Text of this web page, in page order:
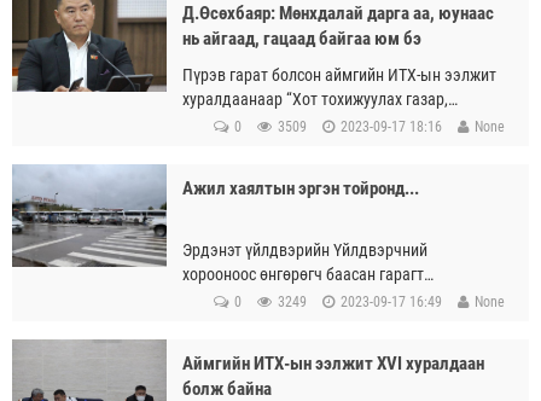
Д.Өсөхбаяр: Мөнхдалай дарга аа, юунаас
нь айгаад, гацаад байгаа юм бэ
Пүрэв гарат болсон аймгийн ИТХ-ын ээлжит
хуралдаанаар “Хот тохижуулах газар,
Цэцэрлэгжүүлэлт ногоон байгууламжийн
асуудлыг авч хэлэлцсэн юм.
0 3509 2023-09-17 18:16 None
Ажил хаялтын эргэн тойронд...
Эрдэнэт үйлдвэрийн Үйлдвэрчний
хорооноос өнгөрөгч баасан гарагт
хэсэгчилсэн ажил хаялт зохион байгууллаа
0 3249 2023-09-17 16:49 None
Аймгийн ИТХ-ын ээлжит XVI хуралдаан
болж байна